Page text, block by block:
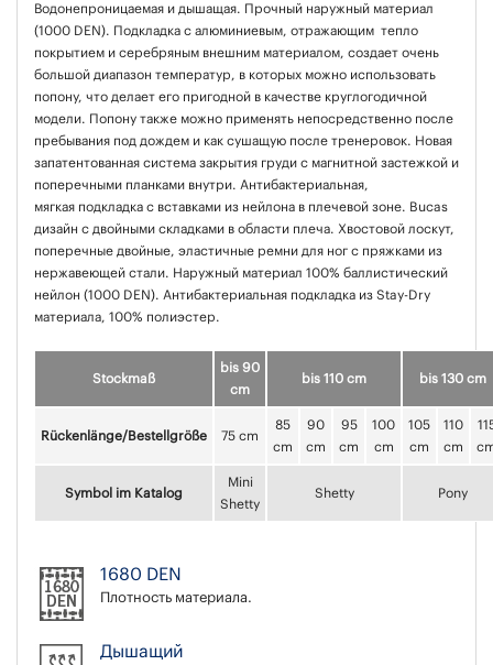
Водонепроницаемая и дышащая. Прочный наружный материал
(1000 DEN). Подкладка с алюминиевым, отражающим тепло
покрытием и серебряным внешним материалом, создает очень
большой диапазон температур, в которых можно использовать
попону, что делает его пригодной в качестве круглогодичной
модели. Попону также можно применять непосредственно после
пребывания под дождем и как сушащую после тренеровок. Новая
запатентованная система закрытия груди с магнитной застежкой и
поперечными планками внутри. Антибактериальная,
мягкая подкладка с вставками из нейлона в плечевой зоне. Bucas
дизайн с двойными складками в области плеча. Хвостовой лоскут,
поперечные двойные, эластичные ремни для ног с пряжками из
нержавеющей стали. Наружный материал 100% баллистический
нейлон (1000 DEN). Антибактериальная подкладка из Stay-Dry
материала, 100% полиэстер.
Stockmaß
bis 90
cm
bis 110 cm bis 130 cm
Rückenlänge/Bestellgröße 75 cm
85
cm
90
cm
95
cm
100
cm
105
cm
110
cm
Symbol im Katalog
Mini
Shetty
Shetty Pony
1680 DEN
Плотность материала.
Дышащий